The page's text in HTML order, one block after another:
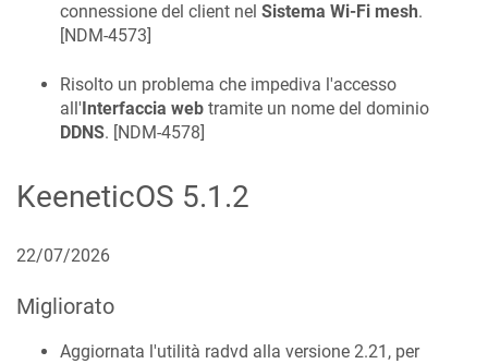
connessione del client nel Sistema Wi-Fi mesh.
[NDM-4573]
Risolto un problema che impediva l'accesso
all'Interfaccia web tramite un nome del dominio
DDNS. [NDM-4578]
KeeneticOS 5.1.2
22/07/2026
Migliorato
Aggiornata l'utilità radvd alla versione 2.21, per